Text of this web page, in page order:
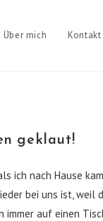
Über mich Kontakt
geklaut!
ich nach Hause
bei uns ist, weil
immer auf einen